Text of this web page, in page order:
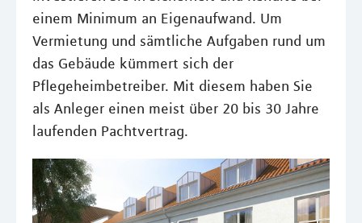
einem Minimum an Eigenaufwand. Um
Vermietung und sämtliche Aufgaben rund um
das Gebäude kümmert sich der
Pflegeheimbetreiber. Mit diesem haben Sie
als Anleger einen meist über 20 bis 30 Jahre
laufenden Pachtvertrag.